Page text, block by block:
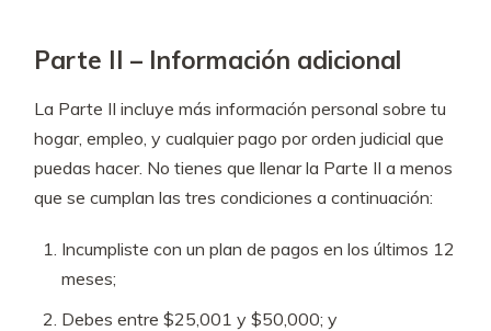
Parte II – Información adicional
La Parte II incluye más información personal sobre tu
hogar, empleo, y cualquier pago por orden judicial que
puedas hacer. No tienes que llenar la Parte II a menos
que se cumplan las tres condiciones a continuación:
Incumpliste con un plan de pagos en los últimos 12
meses;
Debes entre $25,001 y $50,000; y